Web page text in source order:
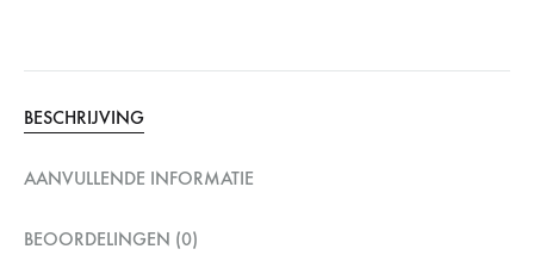
BESCHRIJVING
AANVULLENDE INFORMATIE
BEOORDELINGEN (0)